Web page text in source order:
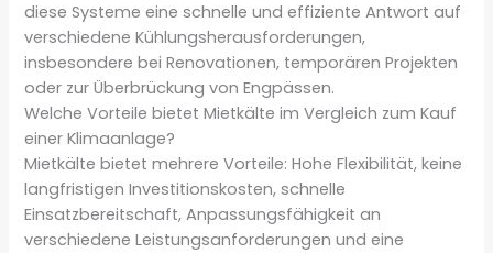
diese Systeme eine schnelle und effiziente Antwort auf
verschiedene Kühlungsherausforderungen,
insbesondere bei Renovationen, temporären Projekten
oder zur Überbrückung von Engpässen.
Welche Vorteile bietet Mietkälte im Vergleich zum Kauf
einer Klimaanlage?
Mietkälte bietet mehrere Vorteile: Hohe Flexibilität, keine
langfristigen Investitionskosten, schnelle
Einsatzbereitschaft, Anpassungsfähigkeit an
verschiedene Leistungsanforderungen und eine